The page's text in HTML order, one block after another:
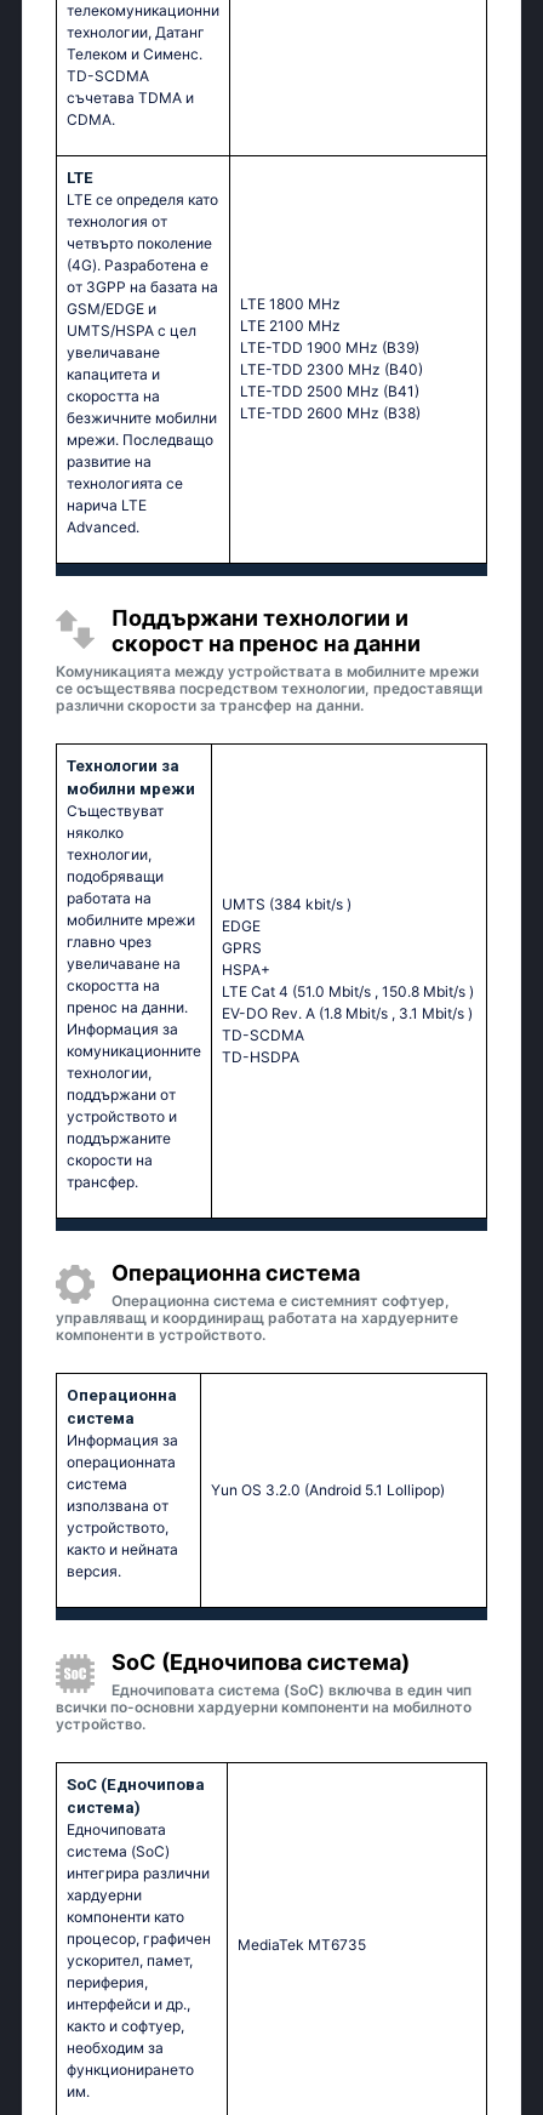
телекомуникационни
технологии, Датанг
Телеком и Сименс.
TD-SCDMA
съчетава TDMA и
CDMA.
LTE
LTE се определя като
технология от
четвърто поколение
(4G). Разработена е
от 3GPP на базата на
GSM/EDGE и
UMTS/HSPA с цел
увеличаване
капацитета и
скоростта на
безжичните мобилни
мрежи. Последващо
развитие на
технологията се
нарича LTE
Advanced.
LTE 1800 MHz
LTE 2100 MHz
LTE-TDD 1900 MHz (B39)
LTE-TDD 2300 MHz (B40)
LTE-TDD 2500 MHz (B41)
LTE-TDD 2600 MHz (B38)
Поддържани технологии и
скорост на пренос на данни
Комуникацията между устройствата в мобилните мрежи
се осъществява посредством технологии, предоставящи
различни скорости за трансфер на данни.
Технологии за
мобилни мрежи
Съществуват
няколко
технологии,
подобряващи
работата на
мобилните мрежи
главно чрез
увеличаване на
скоростта на
пренос на данни.
Информация за
комуникационните
технологии,
поддържани от
устройството и
поддържаните
скорости на
трансфер.
UMTS (384 kbit/s )
EDGE
GPRS
HSPA+
LTE Cat 4 (51.0 Mbit/s , 150.8 Mbit/s )
EV-DO Rev. A (1.8 Mbit/s , 3.1 Mbit/s )
TD-SCDMA
TD-HSDPA
Операционна система
Операционна система е системният софтуер,
управляващ и координиращ работата на хардуерните
компоненти в устройството.
Операционна
система
Информация за
операционната
система
използвана от
устройството,
както и нейната
версия.
Yun OS 3.2.0 (Android 5.1 Lollipop)
SoC (Едночипова система)
Едночиповата система (SoC) включва в един чип
всички по-основни хардуерни компоненти на мобилното
устройство.
SoC (Едночипова
система)
Едночиповата
система (SoC)
интегрира различни
хардуерни
компоненти като
процесор, графичен
ускорител, памет,
периферия,
интерфейси и др.,
както и софтуер,
необходим за
функционирането
им.
MediaTek MT6735